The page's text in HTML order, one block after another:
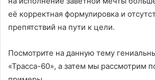
её корректная формулировка и
препятствий на пути к цели.
Посмотрите на данную тему
«Трасса-60», а затем мы рассмотрим